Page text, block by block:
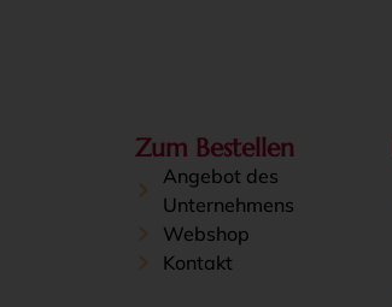
Zum Bestellen
Angebot des
Unternehmens
Webshop
Kontakt